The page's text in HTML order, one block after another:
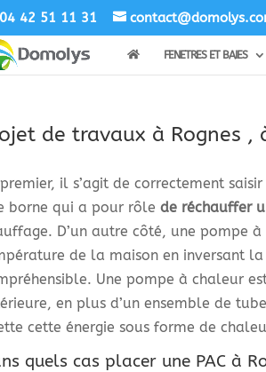
04 42 51 11 31
FENETRES ET BAIES
de travaux à Rognes ,
il s’agit de correctement
borne qui a pour rôlede réchauffer
D’un autre côté, une pompe
de la maison en inversant
Une pompe à chaleur
en plus d’un ensemble de
cette énergie sous forme de
quels cas placer une PAC à